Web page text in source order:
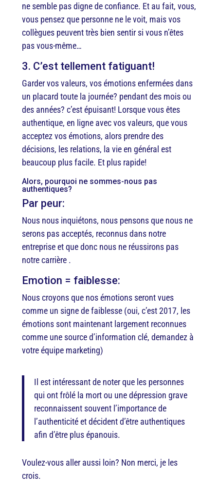
ne semble pas digne de confiance. Et au fait, vous,
vous pensez que personne ne le voit, mais vos
collègues peuvent très bien sentir si vous n’êtes
pas vous-même…
3. C’est tellement fatiguant!
Garder vos valeurs, vos émotions enfermées dans
un placard toute la journée? pendant des mois ou
des années? c’est épuisant! Lorsque vous êtes
authentique, en ligne avec vos valeurs, que vous
acceptez vos émotions, alors prendre des
décisions, les relations, la vie en général est
beaucoup plus facile. Et plus rapide!
Alors, pourquoi ne sommes-nous pas
authentiques?
Par peur:
Nous nous inquiétons, nous pensons que nous ne
serons pas acceptés, reconnus dans notre
entreprise et que donc nous ne réussirons pas
notre carrière .
Emotion = faiblesse:
Nous croyons que nos émotions seront vues
comme un signe de faiblesse (oui, c’est 2017, les
émotions sont maintenant largement reconnues
comme une source d’information clé, demandez à
votre équipe marketing)
Il est intéressant de noter que les personnes
qui ont frôlé la mort ou une dépression grave
reconnaissent souvent l’importance de
l’authenticité et décident d’être authentiques
afin d’être plus épanouis.
Voulez-vous aller aussi loin? Non merci, je les
crois.